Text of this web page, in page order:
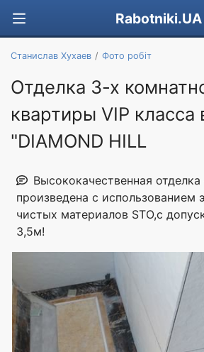
Rabotniki.UA
Станислав Хухаев Фото робіт
Отделка 3-х
квартиры VIP
"DIAMOND HILL
Высококачественная
произведена с использованием
чистых материалов STO,с
3,5м!